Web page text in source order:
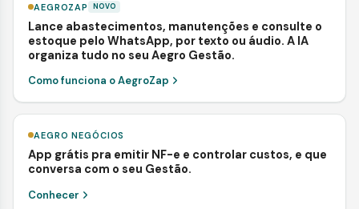
AEGROZAP NOVO
Lance abastecimentos, manutenções e consulte o
estoque pelo WhatsApp, por texto ou áudio. A IA
organiza tudo no seu Aegro Gestão.
Como funciona o AegroZap
AEGRO NEGÓCIOS
App grátis pra emitir NF-e e controlar custos, e que
conversa com o seu Gestão.
Conhecer